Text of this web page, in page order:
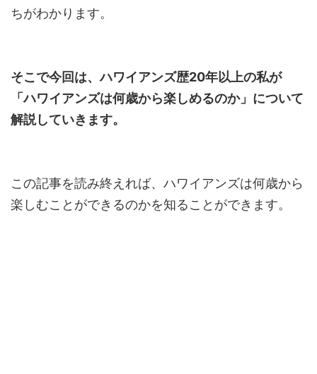
ちがわかります。
そこで今回は、ハワイアンズ歴20年以上の私が
「ハワイアンズは何歳から楽しめるのか」について
解説していきます。
この記事を読み終えれば、ハワイアンズは何歳から
楽しむことができるのかを知ることができます。